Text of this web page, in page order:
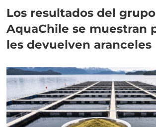
Los resultados del grupo
AquaChile se muestran
les devuelven aranceles